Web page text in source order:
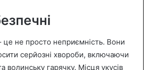
це не просто неприємність. Вони
серйозні хвороби, включаючи
волинську гарячку. Місця укусів